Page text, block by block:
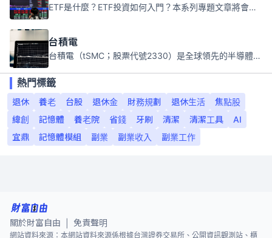
ETF是什麼？ETF投資如何入門？本系列專題文章將會告訴你新手必須知道的ETF基礎知識。
台積電
台積電（tSMC；股票代號2330）是全球領先的半導體代工公司，成立於1987年，總部位於台灣新竹。且已於美國、日本、德國及中國設廠，台積電是全球首家專業積體電路製造服務公司，也是全球最先進和最大規模的半導體代工廠。
熱門標籤
退休
養老 台股 退休金 財務規劃 退休生活
焦點股
緯創
記憶體 養老院 省錢 牙刷 清潔 清潔工具
AI
宜鼎
記憶體模組 副業 副業收入 副業工作
關於財富自由 免責聲明
網站資料來源：本網站資料來源係根據台灣證券交易所、公開資訊觀測站、櫃